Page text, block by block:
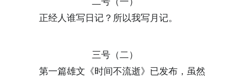
正经人谁写日记？所以我写月记。
三号（二）
第一篇雄文《时间不流逝》已发布，虽然